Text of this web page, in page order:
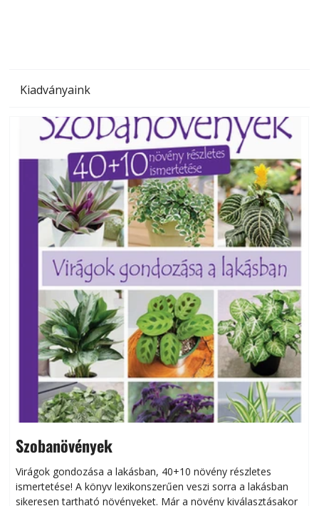
Kiadványaink
Szobanövények
Virágok gondozása a lakásban, 40+10 növény részletes
ismertetése! A könyv lexikonszerűen veszi sorra a lakásban
sikeresen tart­ha­tó növényeket. Már a növény kiválasztásakor